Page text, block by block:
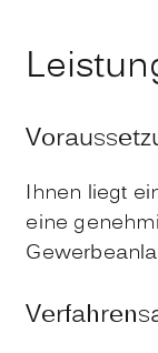
Ihnen liegt
eine